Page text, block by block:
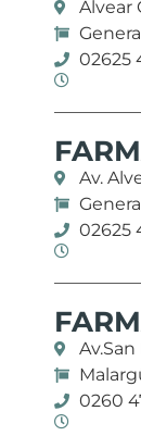
Alvear
02625
Av.
02625
0260